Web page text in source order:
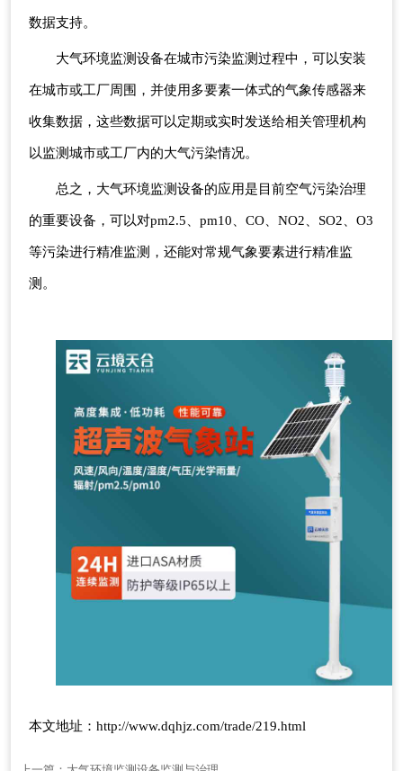
数据支持。
大气环境监测设备在城市污染监测过程中，可以安装
在城市或工厂周围，并使用多要素一体式的气象传感器来
收集数据，这些数据可以定期或实时发送给相关管理机构
以监测城市或工厂内的大气污染情况。
总之，大气环境监测设备的应用是目前空气污染治理
的重要设备，可以对pm2.5、pm10、CO、NO2、SO2、O3
等污染进行精准监测，还能对常规气象要素进行精准监
测。
本文地址： http://www.dqhjz.com/trade/219.html